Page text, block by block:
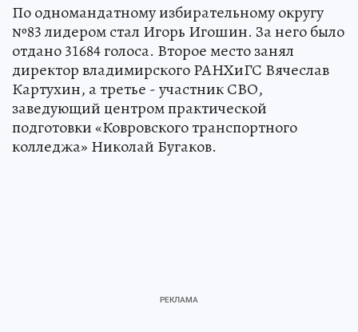
По одномандатному избирательному округу
№83 лидером стал Игорь Игошин. За него было
отдано 31684 голоса. Второе место занял
директор владимирского РАНХиГС Вячеслав
Картухин, а третье - участник СВО,
заведующий центром практической
подготовки «Ковровского транспортного
колледжа» Николай Бугаков.